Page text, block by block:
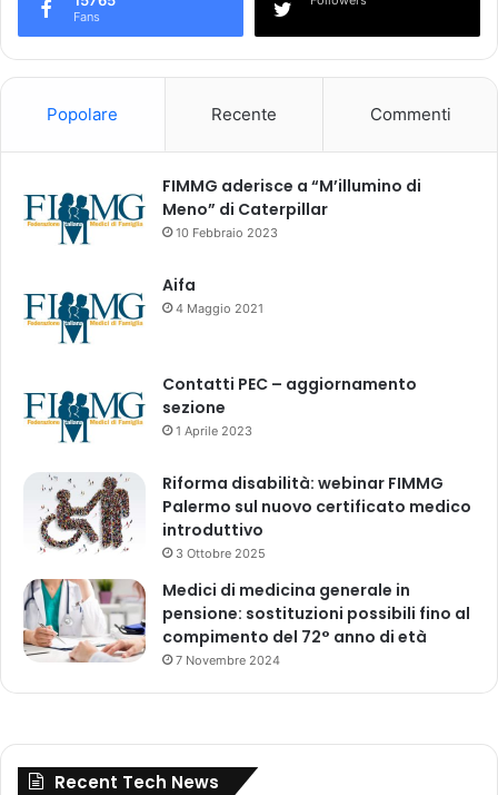
s
t
R
S
V
A
-
6
Fans
Popolare Recente Commenti
FIMMG aderisce a “M’illumino di
Meno” di Caterpillar
10 Febbraio 2023
Aifa
4 Maggio 2021
Contatti PEC – aggiornamento
sezione
1 Aprile 2023
Riforma disabilità: webinar FIMMG
Palermo sul nuovo certificato medico
introduttivo
3 Ottobre 2025
Medici di medicina generale in
pensione: sostituzioni possibili fino al
compimento del 72° anno di età
7 Novembre 2024
Recent Tech News